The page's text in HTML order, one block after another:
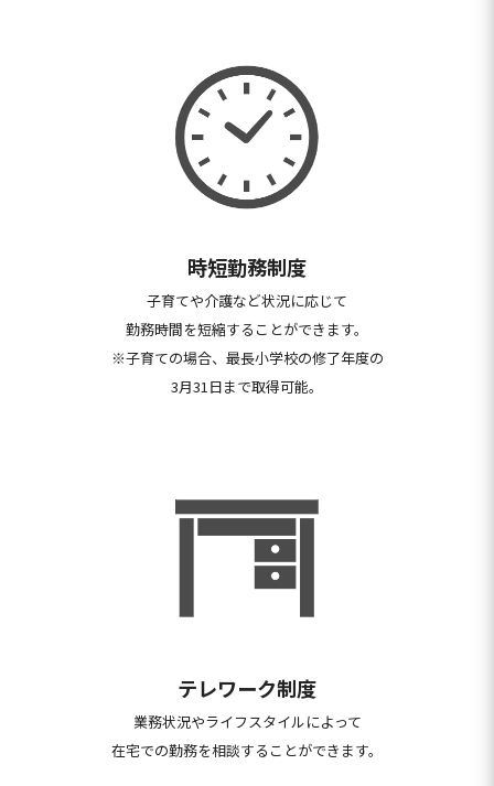
時短勤務制度
子育てや介護など状況に応じて
勤務時間を短縮することができます。
※子育ての場合、最長小学校の修了年度の
3月31日まで取得可能。
テレワーク制度
業務状況やライフスタイルによって
在宅での勤務を相談することができます。